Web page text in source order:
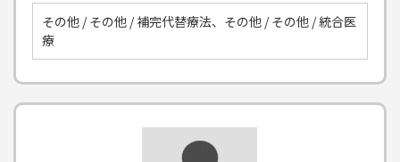
その他 / その他 / 補完代替療法、その他 / その他 / 統合医
療